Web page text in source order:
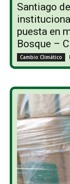
Santiago
puesta en
Bosque –
Cambio Climático